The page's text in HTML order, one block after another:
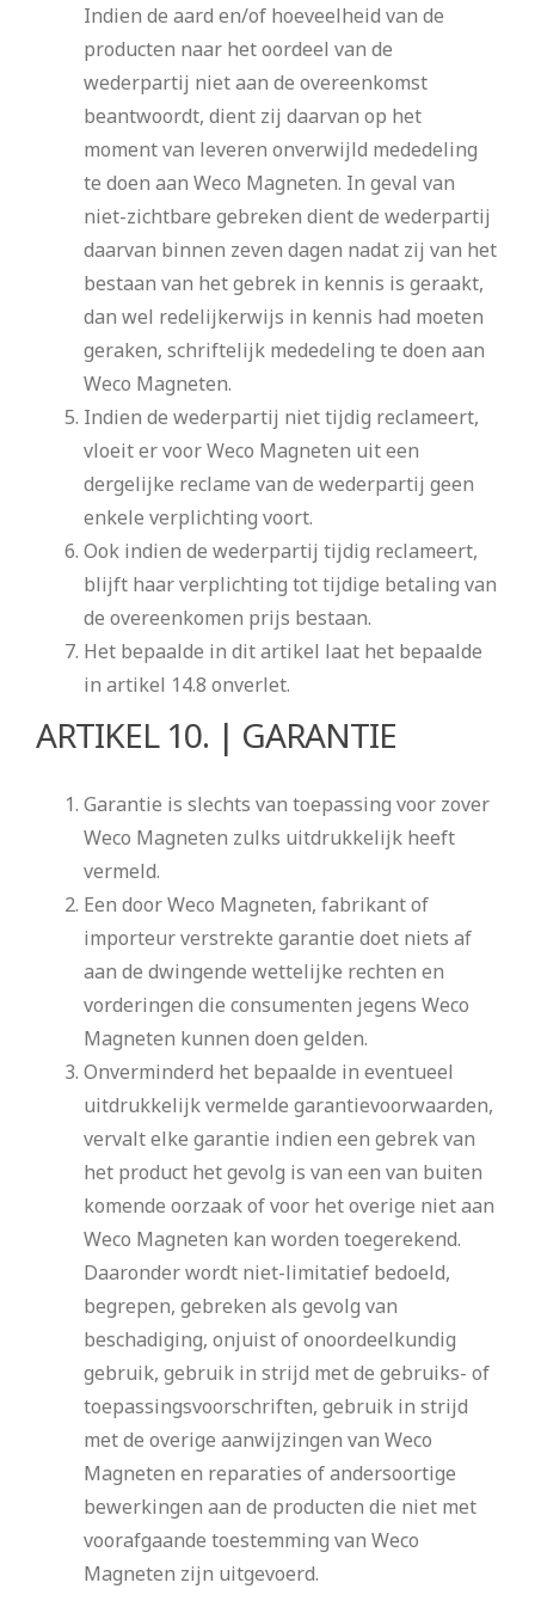
Indien de aard en/of hoeveelheid van de
producten naar het oordeel van de
wederpartij niet aan de overeenkomst
beantwoordt, dient zij daarvan op het
moment van leveren onverwijld mededeling
te doen aan Weco Magneten. In geval van
niet-zichtbare gebreken dient de wederpartij
daarvan binnen zeven dagen nadat zij van het
bestaan van het gebrek in kennis is geraakt,
dan wel redelijkerwijs in kennis had moeten
geraken, schriftelijk mededeling te doen aan
Weco Magneten.
Indien de wederpartij niet tijdig reclameert,
vloeit er voor Weco Magneten uit een
dergelijke reclame van de wederpartij geen
enkele verplichting voort.
Ook indien de wederpartij tijdig reclameert,
blijft haar verplichting tot tijdige betaling van
de overeenkomen prijs bestaan.
Het bepaalde in dit artikel laat het bepaalde
in artikel 14.8 onverlet.
ARTIKEL 10. | GARANTIE
Garantie is slechts van toepassing voor zover
Weco Magneten zulks uitdrukkelijk heeft
vermeld.
Een door Weco Magneten, fabrikant of
importeur verstrekte garantie doet niets af
aan de dwingende wettelijke rechten en
vorderingen die consumenten jegens Weco
Magneten kunnen doen gelden.
Onverminderd het bepaalde in eventueel
uitdrukkelijk vermelde garantievoorwaarden,
vervalt elke garantie indien een gebrek van
het product het gevolg is van een van buiten
komende oorzaak of voor het overige niet aan
Weco Magneten kan worden toegerekend.
Daaronder wordt niet-limitatief bedoeld,
begrepen, gebreken als gevolg van
beschadiging, onjuist of onoordeelkundig
gebruik, gebruik in strijd met de gebruiks- of
toepassingsvoorschriften, gebruik in strijd
met de overige aanwijzingen van Weco
Magneten en reparaties of andersoortige
bewerkingen aan de producten die niet met
voorafgaande toestemming van Weco
Magneten zijn uitgevoerd.